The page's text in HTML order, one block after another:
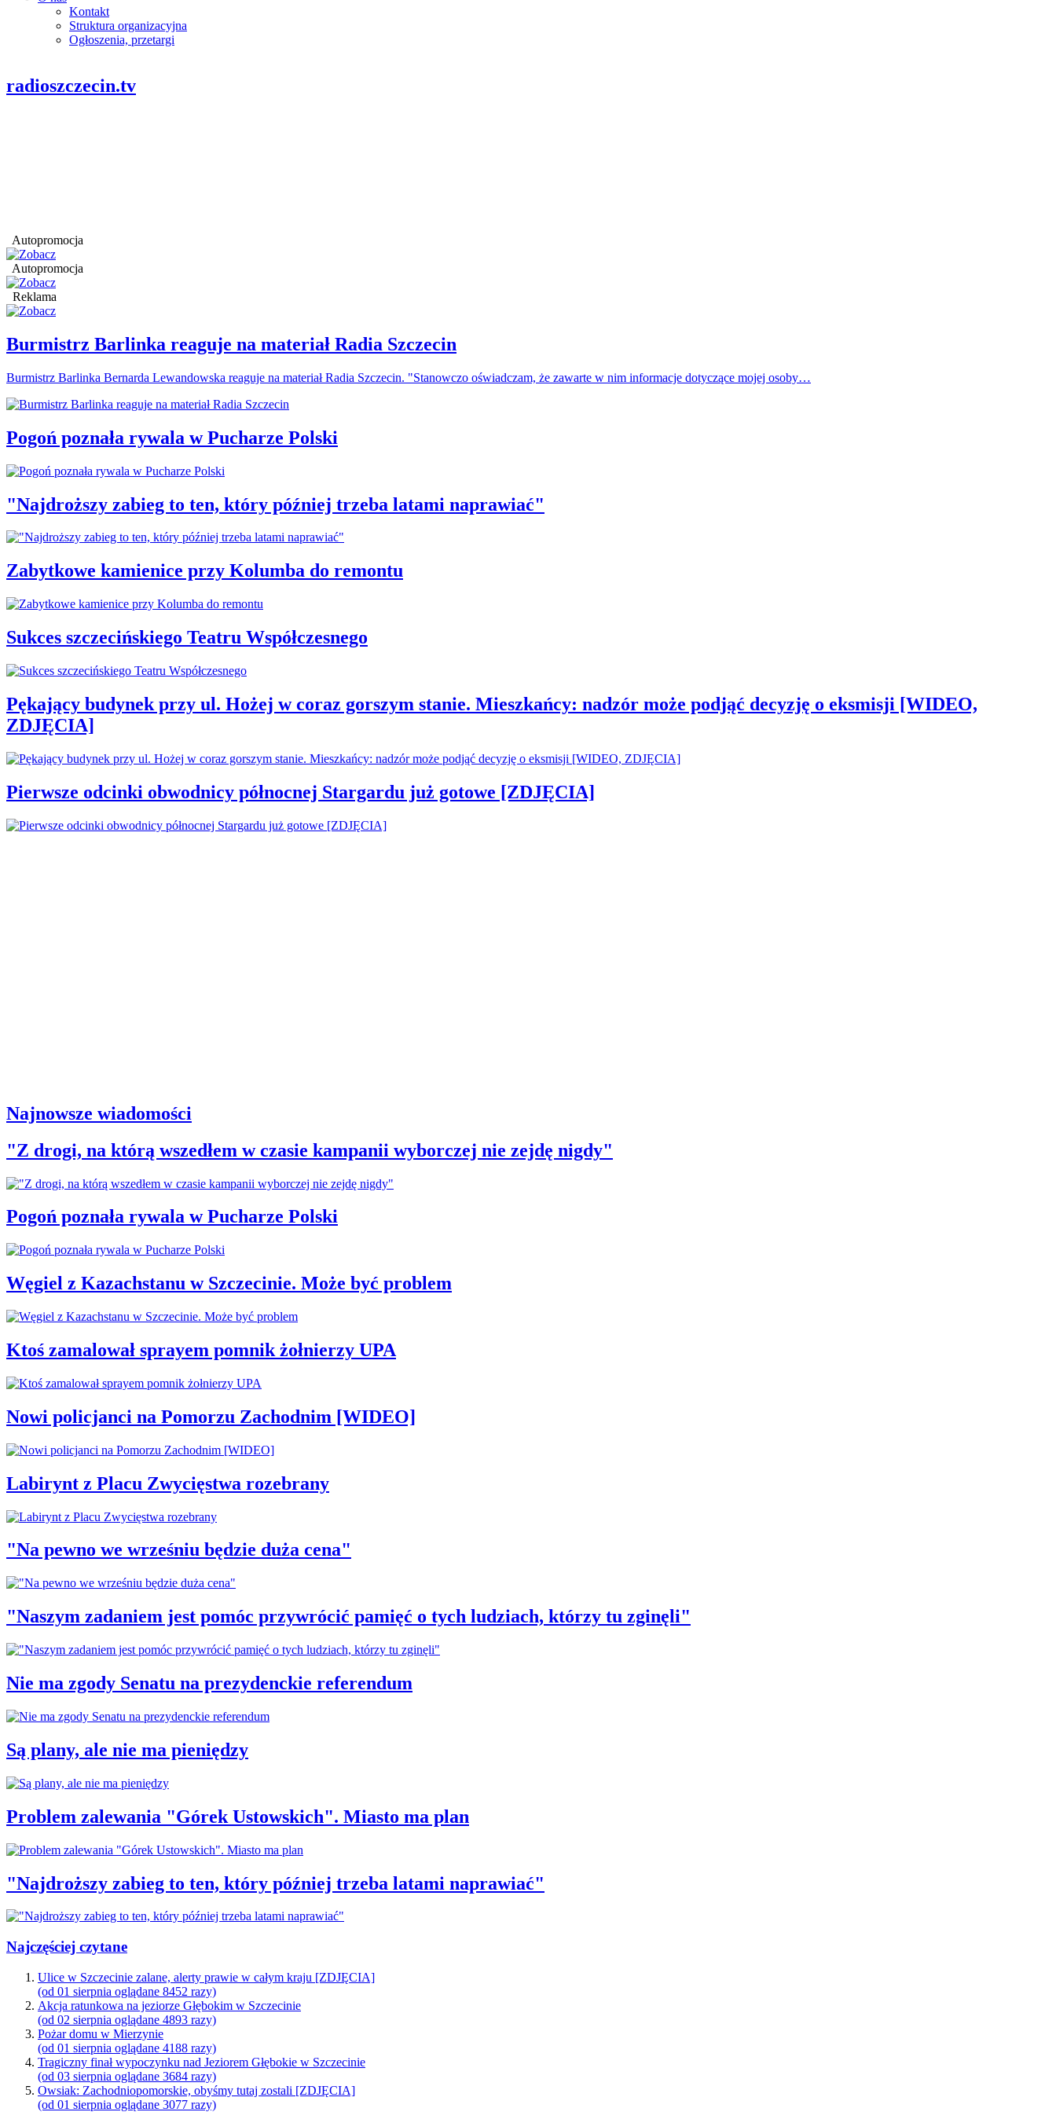
Kontakt
Struktura organizacyjna
Ogłoszenia, przetargi
radioszczecin.tv
Autopromocja
Autopromocja
Reklama
Burmistrz Barlinka reaguje na materiał Radia Szczecin
Burmistrz Barlinka Bernarda Lewandowska reaguje na materiał Radia Szczecin. "Stanowczo oświadczam, że zawarte w nim informacje dotyczące mojej osoby…
Pogoń poznała rywala w Pucharze Polski
"Najdroższy zabieg to ten, który później trzeba latami naprawiać"
Zabytkowe kamienice przy Kolumba do remontu
Sukces szczecińskiego Teatru Współczesnego
Pękający budynek przy ul. Hożej w coraz gorszym stanie. Mieszkańcy: nadzór może podjąć decyzję o eksmisji [WIDEO,
ZDJĘCIA]
Pierwsze odcinki obwodnicy północnej Stargardu już gotowe [ZDJĘCIA]
Najnowsze wiadomości
"Z drogi, na którą wszedłem w czasie kampanii wyborczej nie zejdę nigdy"
Pogoń poznała rywala w Pucharze Polski
Węgiel z Kazachstanu w Szczecinie. Może być problem
Ktoś zamalował sprayem pomnik żołnierzy UPA
Nowi policjanci na Pomorzu Zachodnim [WIDEO]
Labirynt z Placu Zwycięstwa rozebrany
"Na pewno we wrześniu będzie duża cena"
"Naszym zadaniem jest pomóc przywrócić pamięć o tych ludziach, którzy tu zginęli"
Nie ma zgody Senatu na prezydenckie referendum
Są plany, ale nie ma pieniędzy
Problem zalewania "Górek Ustowskich". Miasto ma plan
"Najdroższy zabieg to ten, który później trzeba latami naprawiać"
Najczęściej czytane
Ulice w Szczecinie zalane, alerty prawie w całym kraju [ZDJĘCIA]
(od 01 sierpnia oglądane 8452 razy)
Akcja ratunkowa na jeziorze Głębokim w Szczecinie
(od 02 sierpnia oglądane 4893 razy)
Pożar domu w Mierzynie
(od 01 sierpnia oglądane 4188 razy)
Tragiczny finał wypoczynku nad Jeziorem Głębokie w Szczecinie
(od 03 sierpnia oglądane 3684 razy)
Owsiak: Zachodniopomorskie, obyśmy tutaj zostali [ZDJĘCIA]
(od 01 sierpnia oglądane 3077 razy)